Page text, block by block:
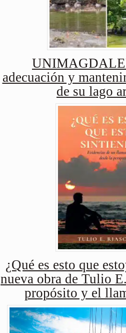
adecuación y
de su lago
¿Qué es esto que
nueva obra de Tulio
propósito y el